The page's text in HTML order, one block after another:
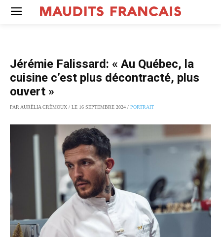
Jérémie Falissard: « Au Québec, la
cuisine c’est plus décontracté, plus
ouvert »
PAR AURÉLIA CRÉMOUX / LE 16 SEPTEMBRE 2024 / PORTRAIT